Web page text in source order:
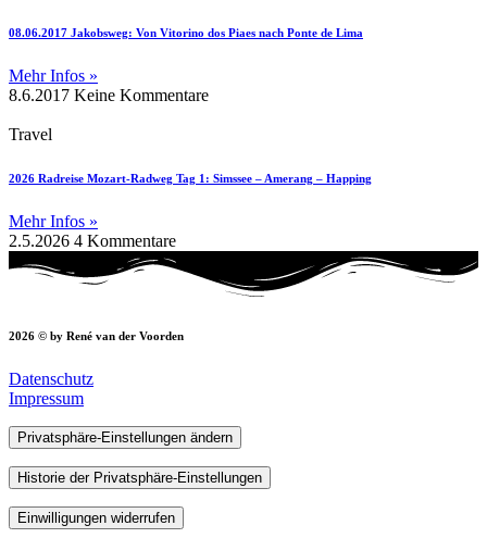
08.06.2017 Jakobsweg: Von Vitorino dos Piaes nach Ponte de Lima
Mehr Infos »
8.6.2017 Keine Kommentare
Travel
2026 Radreise Mozart-Radweg Tag 1: Simssee – Amerang – Happing
Mehr Infos »
2.5.2026 4 Kommentare
2026 © by René van der Voorden
Datenschutz
Impressum
Privatsphäre-Einstellungen ändern
Historie der Privatsphäre-Einstellungen
Einwilligungen widerrufen